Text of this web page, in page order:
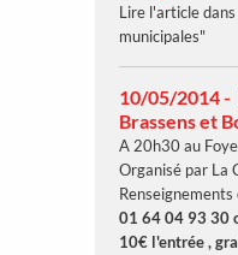
Lire l'article
municipales"
10/05/2014 -
Brassens et
A 20h30 au
Organisé par La
01 64 04 93 30
10€ l'entrée ,